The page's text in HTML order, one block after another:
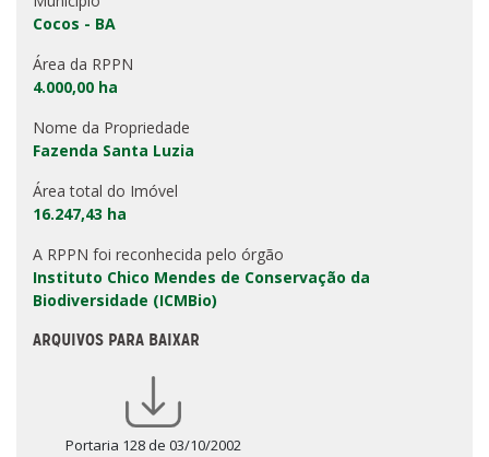
Cocos - BA
Área da RPPN
4.000,00 ha
Nome da Propriedade
Fazenda Santa Luzia
Área total do Imóvel
16.247,43 ha
A RPPN foi reconhecida pelo órgão
Instituto Chico Mendes de Conservação da
Biodiversidade (ICMBio)
ARQUIVOS PARA BAIXAR
Portaria 128 de 03/10/2002